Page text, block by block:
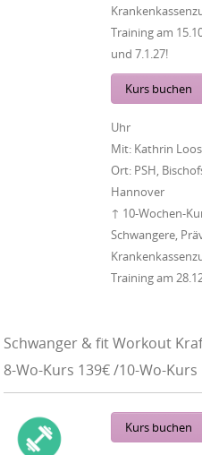
Training am
und 7.1.27!
Kurs buchen
Uhr
Mit: Kathrin Loos
Ort: PSH,
Hannover
↑ 10-Wochen-
Schwangere,
Training am
Schwanger & fit Workout
8-Wo-Kurs 139€ /10-Wo-Kurs
Kurs buchen